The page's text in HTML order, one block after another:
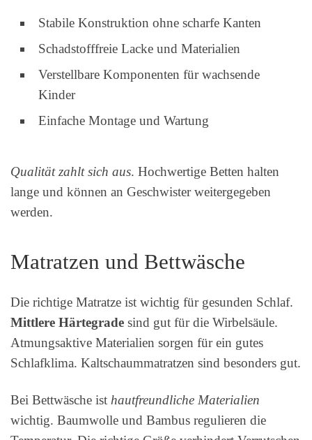
Stabile Konstruktion ohne scharfe Kanten
Schadstofffreie Lacke und Materialien
Verstellbare Komponenten für wachsende
Kinder
Einfache Montage und Wartung
Qualität zahlt sich aus. Hochwertige Betten halten
lange und können an Geschwister weitergegeben
werden.
Matratzen und Bettwäsche
Die richtige Matratze ist wichtig für gesunden Schlaf.
Mittlere Härtegrade sind gut für die Wirbelsäule.
Atmungsaktive Materialien sorgen für ein gutes
Schlafklima. Kaltschaummatratzen sind besonders gut.
Bei Bettwäsche ist hautfreundliche Materialien
wichtig. Baumwolle und Bambus regulieren die